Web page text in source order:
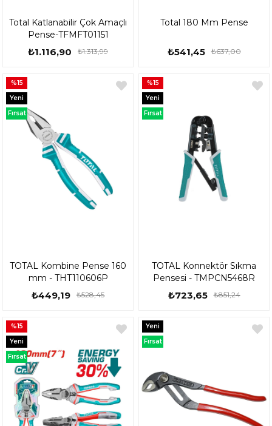
Total Katlanabilir Çok Amaçlı
Pense-TFMFT01151
₺1.116,90 ₺1.313,99
Total 180 Mm Pense
₺541,45 ₺637,00
TOTAL Kombine Pense 160
mm - THT110606P
₺449,19 ₺528,45
%15
Yeni
Ürün
Fırsat
Ürünü
TOTAL Konnektör Sıkma
Pensesi - TMPCN5468R
₺723,65 ₺851,24
%15
Yeni
Ürün
Fırsat
%15
Yeni
Ürün
Fırsat
Ürünü
Yeni
Ürün
Fırsat